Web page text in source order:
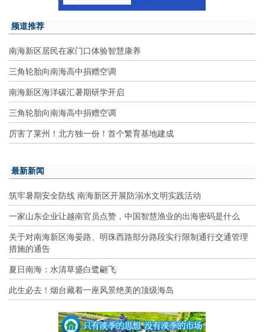
频道推荐
南海新区居民在家门口体验智慧康养
三角轮胎向南海高中捐赠空调
南海新区海洋碳汇暑期研学开启
三角轮胎向南海高中捐赠空调
厉害了莱州！北方独一份！首个繁育基地建成
最新新闻
筑牢暑期安全防线 南海新区开展防溺水文明实践活动
一家山东企业让越南官员点赞，中国智慧渔业的出海密码是什么
关于对南海新区海晏路、明珠西路部分路段实行限制通行交通管理
措施的通告
夏日南海：水清草盛白鹭翩飞
此生必去！烟台藏着一座风景绝美的顶级海岛